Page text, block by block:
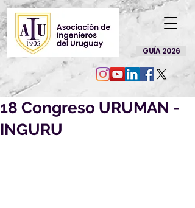
GUÍA 2026
18 Congreso URUMAN -
INGURU